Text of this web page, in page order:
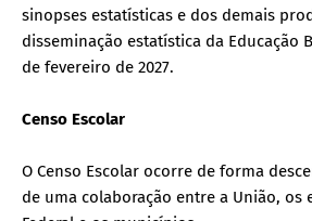
sinopses estatísticas e dos demais
disseminação estatística da Educação
de fevereiro de 2027.
Censo Escolar
O Censo Escolar ocorre de forma
de uma colaboração entre a União, os